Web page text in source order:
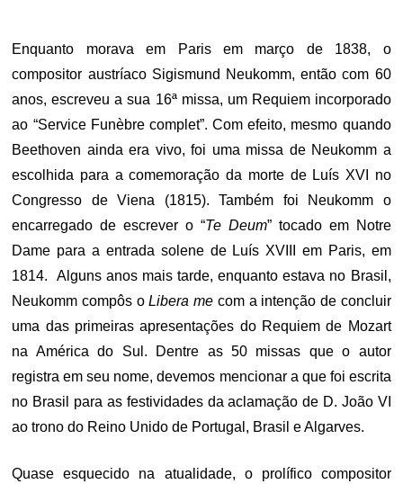
Enquanto morava em Paris em março de 1838, o
compositor austríaco Sigismund Neukomm, então com 60
anos, escreveu a sua 16ª missa, um Requiem incorporado
ao “Service Funèbre complet”. Com efeito, mesmo quando
Beethoven ainda era vivo, foi uma missa de Neukomm a
escolhida para a comemoração da morte de Luís XVI no
Congresso de Viena (1815). Também foi Neukomm o
encarregado de escrever o “Te Deum” tocado em Notre
Dame para a entrada solene de Luís XVIII em Paris, em
1814. Alguns anos mais tarde, enquanto estava no Brasil,
Neukomm compôs oLibera me com a intenção de concluir
uma das primeiras apresentações do Requiem de Mozart
na América do Sul. Dentre as 50 missas que o autor
registra em seu nome, devemos mencionar a que foi escrita
no Brasil para as festividades da aclamação de D. João VI
ao trono do Reino Unido de Portugal, Brasil e Algarves.
Quase esquecido na atualidade, o prolífico compositor